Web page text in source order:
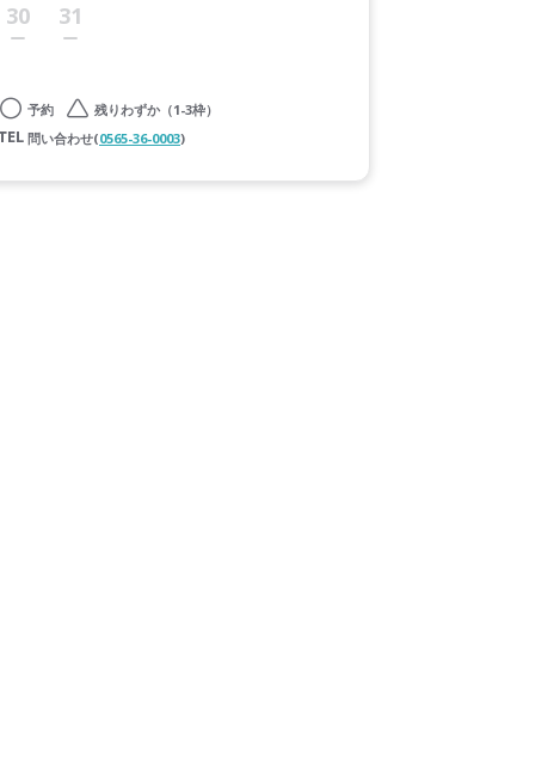
30 31
予約
残りわずか（1-3枠）
問い合わせ(0565-36-0003)